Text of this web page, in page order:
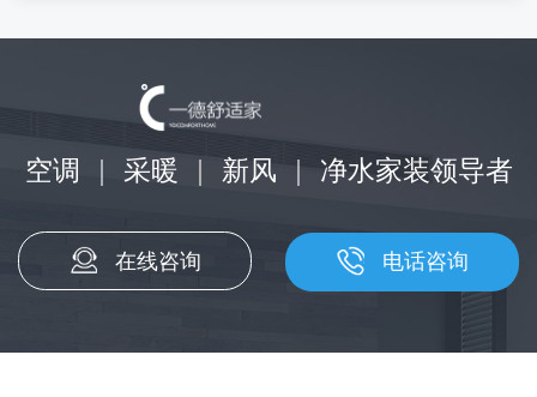
空调 采暖 新风 净水家装领导者
在线咨询 电话咨询